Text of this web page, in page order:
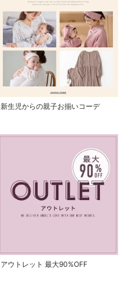
新生児からの親子お揃いコーデ
アウトレット 最大90%OFF